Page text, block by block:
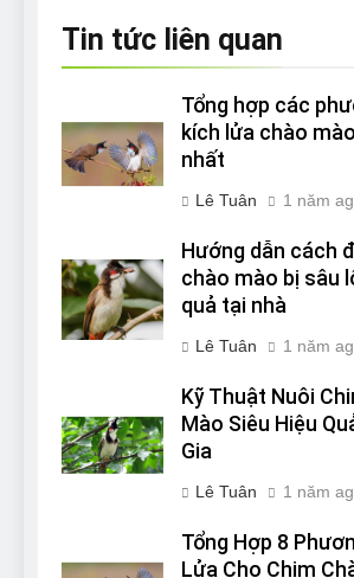
Tin tức liên quan
Tổng hợp các
kích lửa chào
nhất
Lê Tuân 1 năm
Hướng dẫn cách
chào mào bị sâu
quả tại nhà
Lê Tuân 1 năm
Kỹ Thuật Nuôi
Mào Siêu Hiệu
Gia
Lê Tuân 1 năm
Tổng Hợp 8
Lửa Cho Chim